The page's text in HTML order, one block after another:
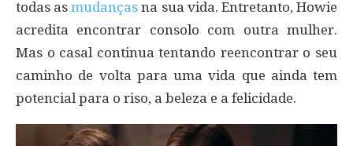
todas asmudanças na sua vida. Entretanto, Howie
acredita encontrar consolo com outra mulher.
Mas o casal continua tentando reencontrar o seu
caminho de volta para uma vida que ainda tem
potencial para o riso, a beleza e a felicidade.